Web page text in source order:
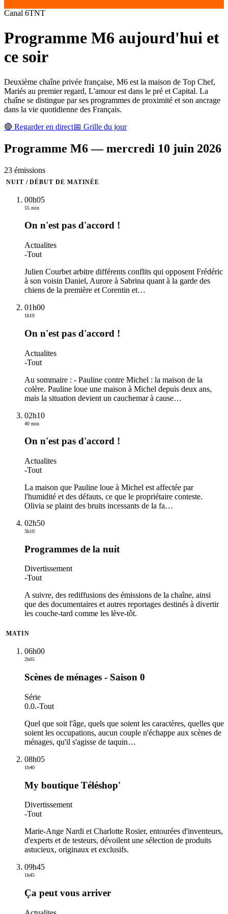
Canal 6TNT
Programme M6 aujourd'hui et
ce soir
Deuxième chaîne privée française, M6 est la maison de Top Chef,
Mariés au premier regard, L'amour est dans le pré et Capital. La
chaîne se distingue par ses programmes de proximité et son ancrage
dans la vie quotidienne des Français.
🔴 Regarder en direct📅 Grille du jour
Programme M6—mercredi 10 juin 2026
23 émissions
NUIT / DÉBUT DE MATINÉE
00h05
55 min
On n'est pas d'accord !
Actualites
-Tout
Julien Courbet arbitre différents conflits qui opposent Frédéric
à son voisin Daniel, Aurore à Sabrina quant à la garde des
chiens de la première et Corentin et…
01h00
1h10
On n'est pas d'accord !
Actualites
-Tout
Au sommaire : - Pauline contre Michel : la maison de la
colère. Pauline loue une maison à Michel depuis deux ans,
mais la situation devient un cauchemar à cause…
02h10
40 min
On n'est pas d'accord !
Actualites
-Tout
La maison que Pauline loue à Michel est affectée par
l'humidité et des défauts, ce que le propriétaire conteste.
Olivia se plaint des bruits incessants de la fa…
02h50
3h10
Programmes de la nuit
Divertissement
-Tout
A suivre, des rediffusions des émissions de la chaîne, ainsi
que des documentaires et autres reportages destinés à divertir
les couche-tard comme les lève-tôt.
MATIN
06h00
2h05
Scènes de ménages - Saison 0
Série
0.0.-Tout
Quel que soit l'âge, quels que soient les caractères, quelles que
soient les occupations, aucun couple n'échappe aux scènes de
ménages, qu'il s'agisse de taquin…
08h05
1h40
My boutique Téléshop'
Divertissement
-Tout
Marie-Ange Nardi et Charlotte Rosier, entourées d'inventeurs,
d'experts et de testeurs, dévoilent une sélection de produits
astucieux, originaux et exclusifs.
09h45
1h45
Ça peut vous arriver